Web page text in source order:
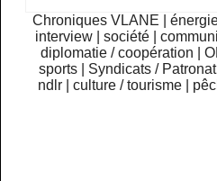
Chroniques VLANE
interview
|société |
diplomatie / coopération
sports
Syndicats / Patronat
ndlr
|culture / tourisme